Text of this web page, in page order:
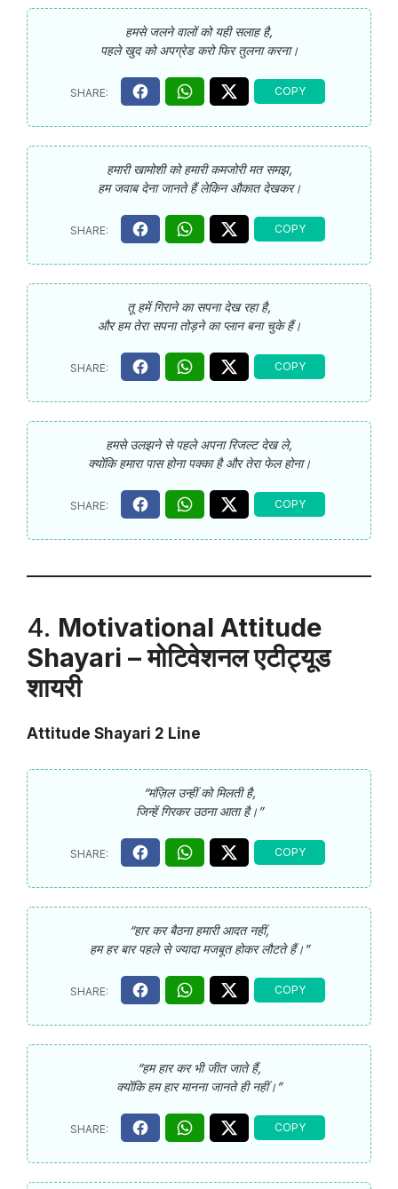
हमसे जलने वालों को यही सलाह है,
पहले खुद को अपग्रेड करो फिर तुलना करना।
हमारी खामोशी को हमारी कमजोरी मत समझ,
हम जवाब देना जानते हैं लेकिन औकात देखकर।
तू हमें गिराने का सपना देख रहा है,
और हम तेरा सपना तोड़ने का प्लान बना चुके हैं।
हमसे उलझने से पहले अपना रिजल्ट देख ले,
क्योंकि हमारा पास होना पक्का है और तेरा फेल होना।
4. Motivational Attitude
Shayari – मोटिवेशनल एटीट्यूड
शायरी
Attitude Shayari 2 Line
“मंज़िल उन्हीं को मिलती है,
जिन्हें गिरकर उठना आता है।”
“हार कर बैठना हमारी आदत नहीं,
हम हर बार पहले से ज्यादा मजबूत होकर लौटते हैं।”
“हम हार कर भी जीत जाते हैं,
क्योंकि हम हार मानना जानते ही नहीं।”